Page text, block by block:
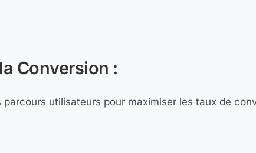
Conversion :
utilisateurs pour maximiser les taux de